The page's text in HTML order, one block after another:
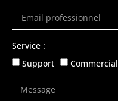
Service :
Support
Commercial